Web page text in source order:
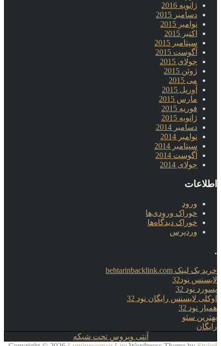
ژانویه 2016
دسامبر 2015
نوامبر 2015
اکتبر 2015
سپتامبر 2015
آگوست 2015
جولای 2015
ژوئن 2015
می 2015
آوریل 2015
مارس 2015
فوریه 2015
ژانویه 2015
دسامبر 2014
نوامبر 2014
سپتامبر 2014
آگوست 2014
جولای 2014
اطلاعات
ورود
خوراک ورودی‌ها
خوراک دیدگاه‌ها
وردپرس
.
خرید بک لینک behtarinbacklink.com
لایسنس نود32
پسورد نود 32
اوکلی لایسنس رایگان نود 32
همیار نود 32
بهترین سئو
رایگان
آنتی ویروس تحت شبکه